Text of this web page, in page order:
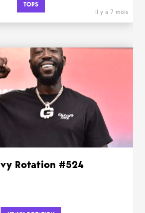
TOPS
il y a 7 mois
Rotation #524